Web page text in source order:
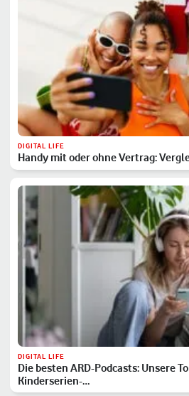
DIGITAL LIFE
Handy mit oder ohne Vertrag:
DIGITAL LIFE
Die besten ARD-Podcasts: Unsere
Kinderserien-…